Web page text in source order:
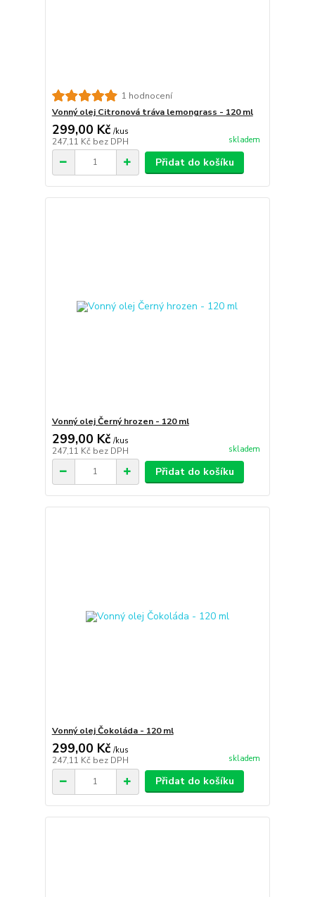
1 hodnocení
Vonný olej Citronová tráva lemongrass - 120 ml
299,00 Kč /kus
247,11 Kč bez DPH skladem
Přidat do košíku
Vonný olej Černý hrozen - 120 ml
299,00 Kč /kus
247,11 Kč bez DPH skladem
Přidat do košíku
Vonný olej Čokoláda - 120 ml
299,00 Kč /kus
247,11 Kč bez DPH skladem
Přidat do košíku